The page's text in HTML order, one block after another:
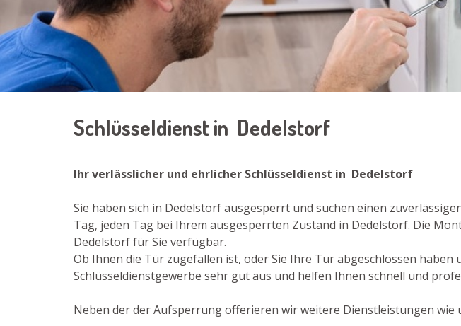
Schlüsseldienst in Dedelstorf
Ihr verlässlicher und ehrlicher Schlüsseldienst in Dedelstorf
Sie haben sich in Dedelstorf ausgesperrt und suchen einen
Tag, jeden Tag bei Ihrem ausgesperrten Zustand in Dedelstorf. Die
Dedelstorf für Sie verfügbar.
Ob Ihnen die Tür zugefallen ist, oder Sie Ihre Tür abgeschlossen
Schlüsseldienstgewerbe sehr gut aus und helfen Ihnen schnell und
Neben der der Aufsperrung offerieren wir weitere Dienstleistungen